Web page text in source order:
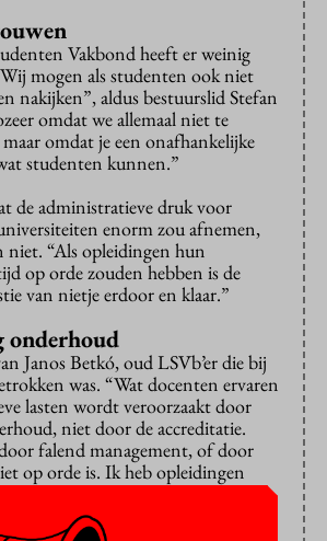
Vakbond heeft er weinig
mogen als studenten ook niet
nakijken”, aldus bestuurslid Stefan
omdat we allemaal niet te
omdat je een onafhankelijke
studenten kunnen.”
de administratieve druk voor
enorm zou afnemen,
“Als opleidingen hun
op orde zouden hebben is de
van nietje erdoor en klaar.”
onderhoud
Janos Betkó, oud LSVb’er die bij
was. “Wat docenten ervaren
lasten wordt veroorzaakt door
niet door de accreditatie.
falend management, of door
op orde is. Ik heb opleidingen
weten dat er iets niet klopt, maar
de keuring plaatsvindt wat aan